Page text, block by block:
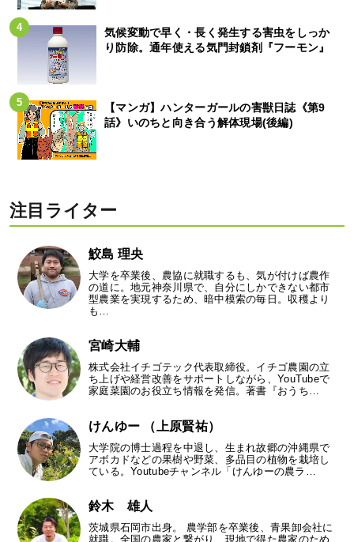
気候変動で早く・長く発生する害虫をしっか
り防除。通年使える気門封鎖剤『フーモン』
【マンガ】ハンターガールの害獣日誌《第9
話》いのちと向き合う解体現場(後編)
注目ライター
鮫島 理央
大学を卒業後、農協に就職するも、気が付けば農作
の道に。地元神奈川県で、自分にしかできない都市
型農業を実現するため、暗中模索の毎日。収穫より
も…
宮崎大輔
株式会社イチゴテック代表取締役。イチゴ農園の立
ち上げや経営改善をサポートしながら、YouTubeで
家庭菜園のお役立ち情報を発信。著書『おうち…
けんゆー （上原賢祐）
大学院の博士過程を中退し、生まれ故郷の沖縄県で
アボカドなどの果樹や野菜、多品目の植物を栽培し
ている。Youtubeチャンネル「けんゆーの農ラ…
鈴木 雄人
茨城県石岡市出身。 農学部を卒業後、青果卸会社に
就職。全国の農家と繋がり、現地で得た農家のため